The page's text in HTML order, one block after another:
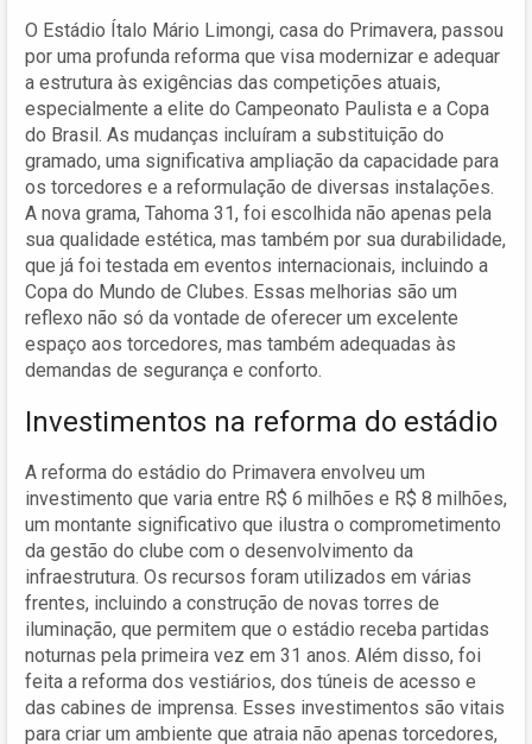
O Estádio Ítalo Mário Limongi, casa do Primavera, passou
por uma profunda reforma que visa modernizar e adequar
a estrutura às exigências das competições atuais,
especialmente a elite do Campeonato Paulista e a Copa
do Brasil. As mudanças incluíram a substituição do
gramado, uma significativa ampliação da capacidade para
os torcedores e a reformulação de diversas instalações.
A nova grama, Tahoma 31, foi escolhida não apenas pela
sua qualidade estética, mas também por sua durabilidade,
que já foi testada em eventos internacionais, incluindo a
Copa do Mundo de Clubes. Essas melhorias são um
reflexo não só da vontade de oferecer um excelente
espaço aos torcedores, mas também adequadas às
demandas de segurança e conforto.
Investimentos na reforma do estádio
A reforma do estádio do Primavera envolveu um
investimento que varia entre R$ 6 milhões e R$ 8 milhões,
um montante significativo que ilustra o comprometimento
da gestão do clube com o desenvolvimento da
infraestrutura. Os recursos foram utilizados em várias
frentes, incluindo a construção de novas torres de
iluminação, que permitem que o estádio receba partidas
noturnas pela primeira vez em 31 anos. Além disso, foi
feita a reforma dos vestiários, dos túneis de acesso e
das cabines de imprensa. Esses investimentos são vitais
para criar um ambiente que atraia não apenas torcedores,